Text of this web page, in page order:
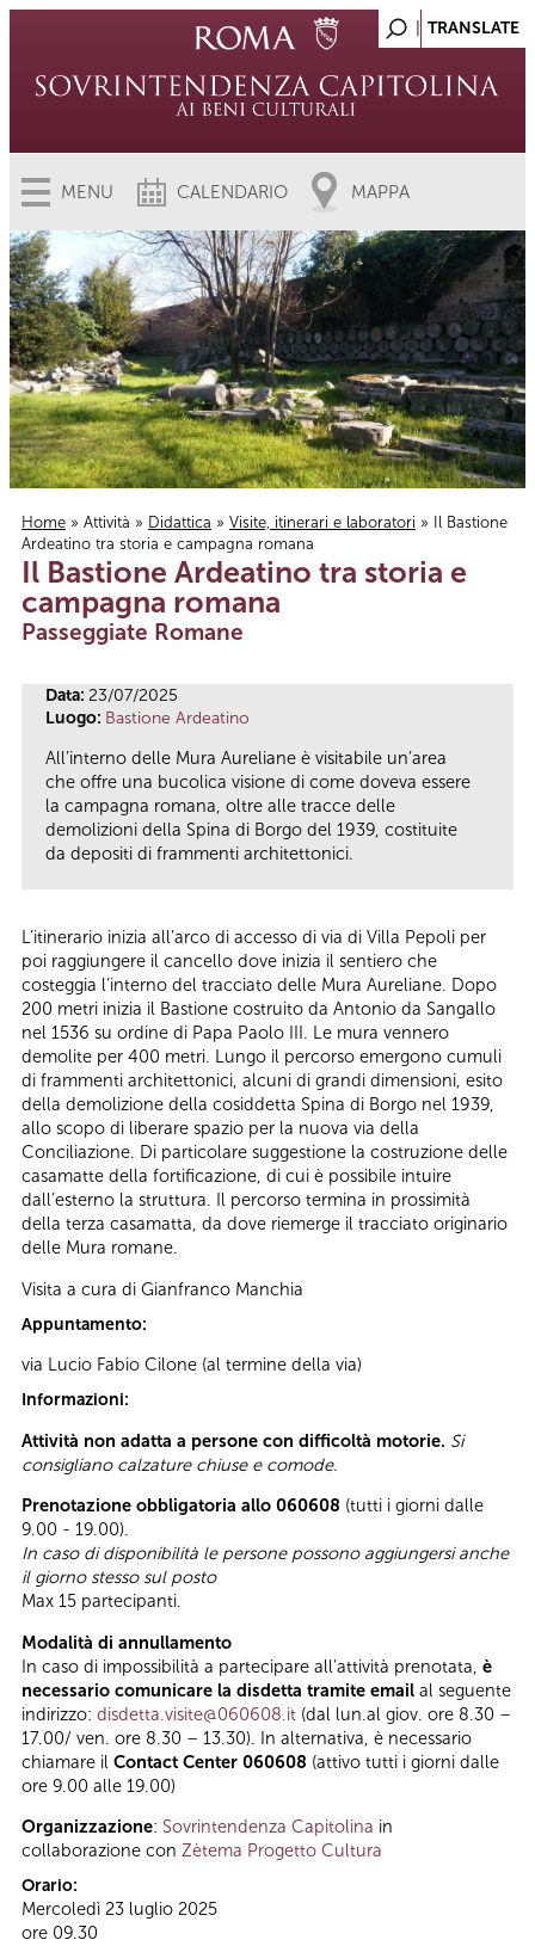
MENU CALENDARIO MAPPA
Tu sei qui
Home » Attività » Didattica » Visite, itinerari e laboratori » Il Bastione
Ardeatino tra storia e campagna romana
Il Bastione Ardeatino tra storia e
campagna romana
Passeggiate Romane
Data: 23/07/2025
Luogo: Bastione Ardeatino
All’interno delle Mura Aureliane è visitabile un’area
che offre una bucolica visione di come doveva essere
la campagna romana, oltre alle tracce delle
demolizioni della Spina di Borgo del 1939, costituite
da depositi di frammenti architettonici.
L’itinerario inizia all’arco di accesso di via di Villa Pepoli per
poi raggiungere il cancello dove inizia il sentiero che
costeggia l’interno del tracciato delle Mura Aureliane. Dopo
200 metri inizia il Bastione costruito da Antonio da Sangallo
nel 1536 su ordine di Papa Paolo III. Le mura vennero
demolite per 400 metri. Lungo il percorso emergono cumuli
di frammenti architettonici, alcuni di grandi dimensioni, esito
della demolizione della cosiddetta Spina di Borgo nel 1939,
allo scopo di liberare spazio per la nuova via della
Conciliazione. Di particolare suggestione la costruzione delle
casamatte della fortificazione, di cui è possibile intuire
dall’esterno la struttura. Il percorso termina in prossimità
della terza casamatta, da dove riemerge il tracciato originario
delle Mura romane.
Visita a cura di Gianfranco Manchia
Appuntamento:
via Lucio Fabio Cilone (al termine della via)
Informazioni:
Attività non adatta a persone con difficoltà motorie. Si
consigliano calzature chiuse e comode.
Prenotazione obbligatoria allo 060608 (tutti i giorni dalle
9.00 - 19.00).
In caso di disponibilità le persone possono aggiungersi anche
il giorno stesso sul posto
Max 15 partecipanti.
Modalità di annullamento
In caso di impossibilità a partecipare all’attività prenotata, è
necessario comunicare la disdetta tramite email al seguente
indirizzo: disdetta.visite@060608.it (dal lun.al giov. ore 8.30 –
17.00/ ven. ore 8.30 – 13.30). In alternativa, è necessario
chiamare il Contact Center 060608 (attivo tutti i giorni dalle
ore 9.00 alle 19.00)
Organizzazione: Sovrintendenza Capitolina in
collaborazione con Zètema Progetto Cultura
Orario:
Mercoledì 23 luglio 2025
ore 09.30